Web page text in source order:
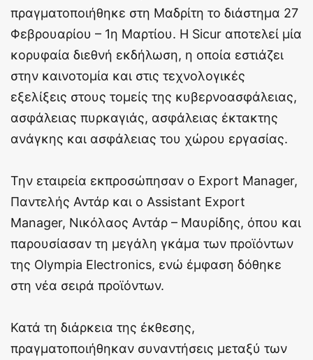
πραγματοποιήθηκε στη Μαδρίτη το διάστημα 27
Φεβρουαρίου – 1η Μαρτίου. Η Sicur αποτελεί μία
κορυφαία διεθνή εκδήλωση, η οποία εστιάζει
στην καινοτομία και στις τεχνολογικές
εξελίξεις στους τομείς της κυβερνοασφάλειας,
ασφάλειας πυρκαγιάς, ασφάλειας έκτακτης
ανάγκης και ασφάλειας του χώρου εργασίας.
Την εταιρεία εκπροσώπησαν ο Export Manager,
Παντελής Αντάρ και ο Assistant Export
Manager, Νικόλαος Αντάρ – Μαυρίδης, όπου και
παρουσίασαν τη μεγάλη γκάμα των προϊόντων
της Olympia Electronics, ενώ έμφαση δόθηκε
στη νέα σειρά προϊόντων.
Κατά τη διάρκεια της έκθεσης,
πραγματοποιήθηκαν συναντήσεις μεταξύ των